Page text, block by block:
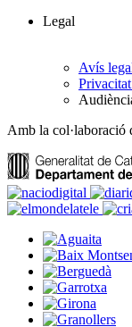
Legal
Avís
Amb la col·laboració